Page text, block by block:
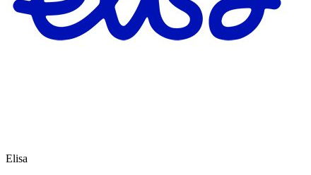
Elisa